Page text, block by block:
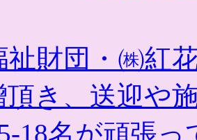
祉財団・㈱紅
頂き、送迎や
18名が頑張